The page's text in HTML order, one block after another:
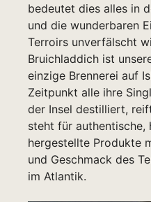
bedeutet dies alles in
und die wunderbaren
Terroirs unverfälscht
Bruichladdich ist
einzige Brennerei auf
Zeitpunkt alle ihre
der Insel destilliert,
steht für
hergestellte Produkte
und Geschmack des
im Atlantik.